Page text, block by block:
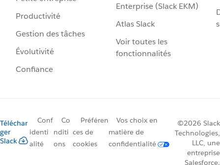
Productivité
Gestion des tâches
Évolutivité
Confiance
Enterprise (Slack EKM)
Atlas Slack
Voir toutes les
fonctionnalités
Téléchar
ger
Slack
Conf
identi
alité
Co
nditi
ons
Préféren
ces de
cookies
Vos choix en
matière de
confidentialité
©2026 Slack
Technologies,
LLC, une
entreprise
Salesforce.